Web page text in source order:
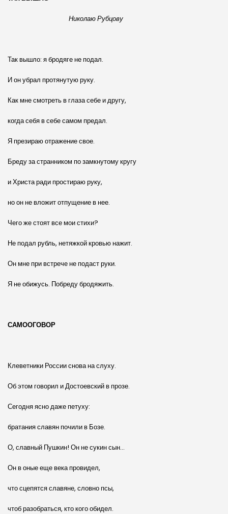
Николаю Рубцову
Так вышло: я бродяге не подал.
И он убрал протянутую руку.
Как мне смотреть в глаза себе и другу,
когда себя в себе самом предал.
Я презираю отражение свое.
Бреду за странником по замкнутому кругу
и Христа ради простираю руку,
но он не вложит отпущение в нее.
Чего же стоят все мои стихи?
Не подал рубль, нетяжкой кровью нажит.
Он мне при встрече не подаст руки.
Я не обижусь. Побреду бродяжить.
САМООГОВОР
Клеветники России снова на слуху.
Об этом говорил и Достоевский в прозе.
Сегодня ясно даже петуху:
братания славян почили в Бозе.
О, славный Пушкин! Он не сукин сын…
Он в оные еще века провидел,
что сцепятся славяне, словно псы,
чтоб разобраться, кто кого обидел.